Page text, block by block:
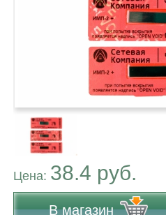
Цена: 38.4 руб.
В магазин